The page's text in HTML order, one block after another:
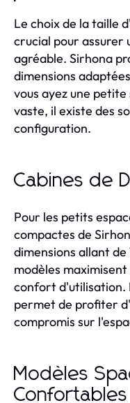
Le choix de la taille
crucial pour assurer
agréable. Sirhona
dimensions
vous ayez une petite
vaste, il existe des
configuration.
Cabines de
Pour les petits
compactes de
dimensions allant
modèles
confort d'utilisation.
permet de profiter
compromis sur
Modèles
Confortables